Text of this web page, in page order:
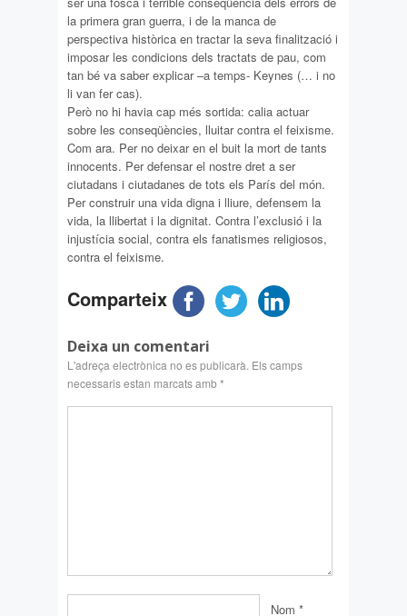
la primera gran guerra, i de la manca de
perspectiva històrica en tractar la seva finalització i
imposar les condicions dels tractats de pau, com
tan bé va saber explicar –a temps- Keynes (… i no
li van fer cas).
Però no hi havia cap més sortida: calia actuar
sobre les conseqüències, lluitar contra el feixisme.
Com ara. Per no deixar en el buit la mort de tants
innocents. Per defensar el nostre dret a ser
ciutadans i ciutadanes de tots els París del món.
Per construir una vida digna i lliure, defensem la
vida, la llibertat i la dignitat. Contra l’exclusió i la
injustícia social, contra els fanatismes religiosos,
contra el feixisme.
Comparteix
Deixa un comentari
L'adreça electrònica no es publicarà. Els camps
necessaris estan marcats amb*
Nom *